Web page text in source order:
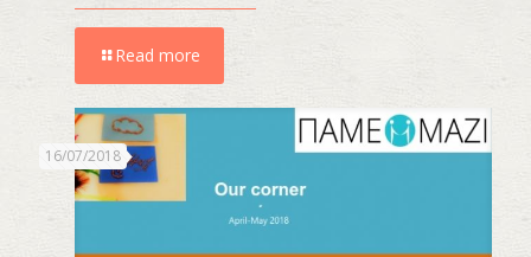
Read more
16/07/2018